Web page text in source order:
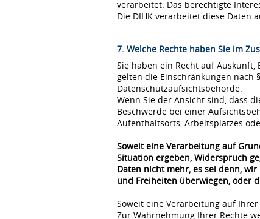
verarbeitet. Das berechtigte
Die DIHK verarbeitet diese Daten
7. Welche Rechte haben Sie im
Sie haben ein Recht auf
gelten die Einschränkungen nach
Datenschutzaufsichtsbehörde.
Wenn Sie der Ansicht sind, dass
Beschwerde bei einer
Aufenthaltsorts, Arbeitsplatzes
Soweit eine Verarbeitung auf
Situation ergeben, Widerspruch
Daten nicht mehr, es sei denn,
und Freiheiten überwiegen, oder
Soweit eine Verarbeitung auf
Zur Wahrnehmung Ihrer Rechte